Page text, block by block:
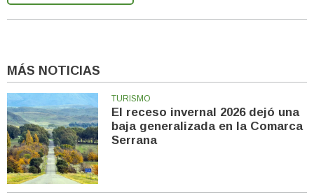
MÁS NOTICIAS
TURISMO
El receso invernal 2026 dejó una
baja generalizada en la Comarca
Serrana